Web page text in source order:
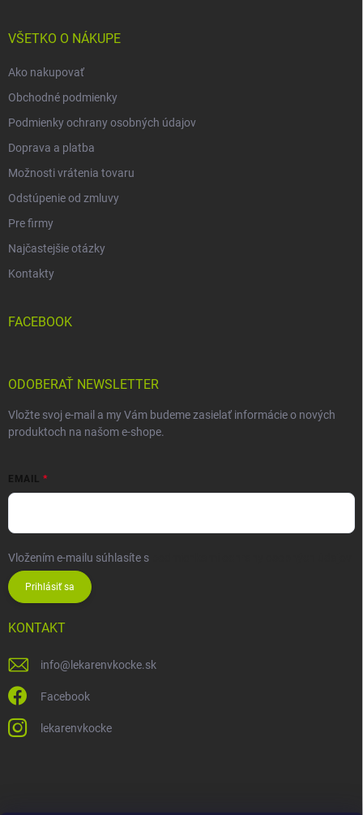
VŠETKO O NÁKUPE
Ako nakupovať
Obchodné podmienky
Podmienky ochrany osobných údajov
Doprava a platba
Možnosti vrátenia tovaru
Odstúpenie od zmluvy
Pre firmy
Najčastejšie otázky
Kontakty
FACEBOOK
ODOBERAŤ NEWSLETTER
Vložte svoj e-mail a my Vám budeme zasielať informácie o nových
produktoch na našom e-shope.
EMAIL
Vložením e-mailu súhlasíte s
Prihlásiť sa
KONTAKT
info@ lekarenvkocke.sk
Facebook
lekarenvkocke